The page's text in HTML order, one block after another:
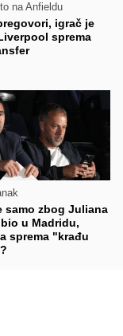
na Anfieldu
igrač je
sprema
samo zbog Juliana
u Madridu,
sprema "krađu